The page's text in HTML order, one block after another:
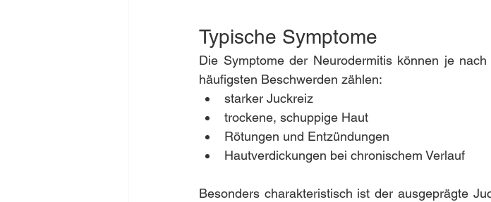
Typische Symptome
Die Symptome der Neurodermitis können je
häufigsten Beschwerden zählen:
starker Juckreiz
trockene, schuppige Haut
Rötungen und Entzündungen
Hautverdickungen bei chronischem Verlauf
Besonders charakteristisch ist der ausgeprägte